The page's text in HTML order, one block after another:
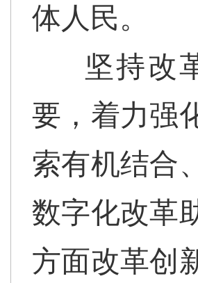
体人民。
坚持改
要，着力强
索有机结合
数字化改革
方面改革创